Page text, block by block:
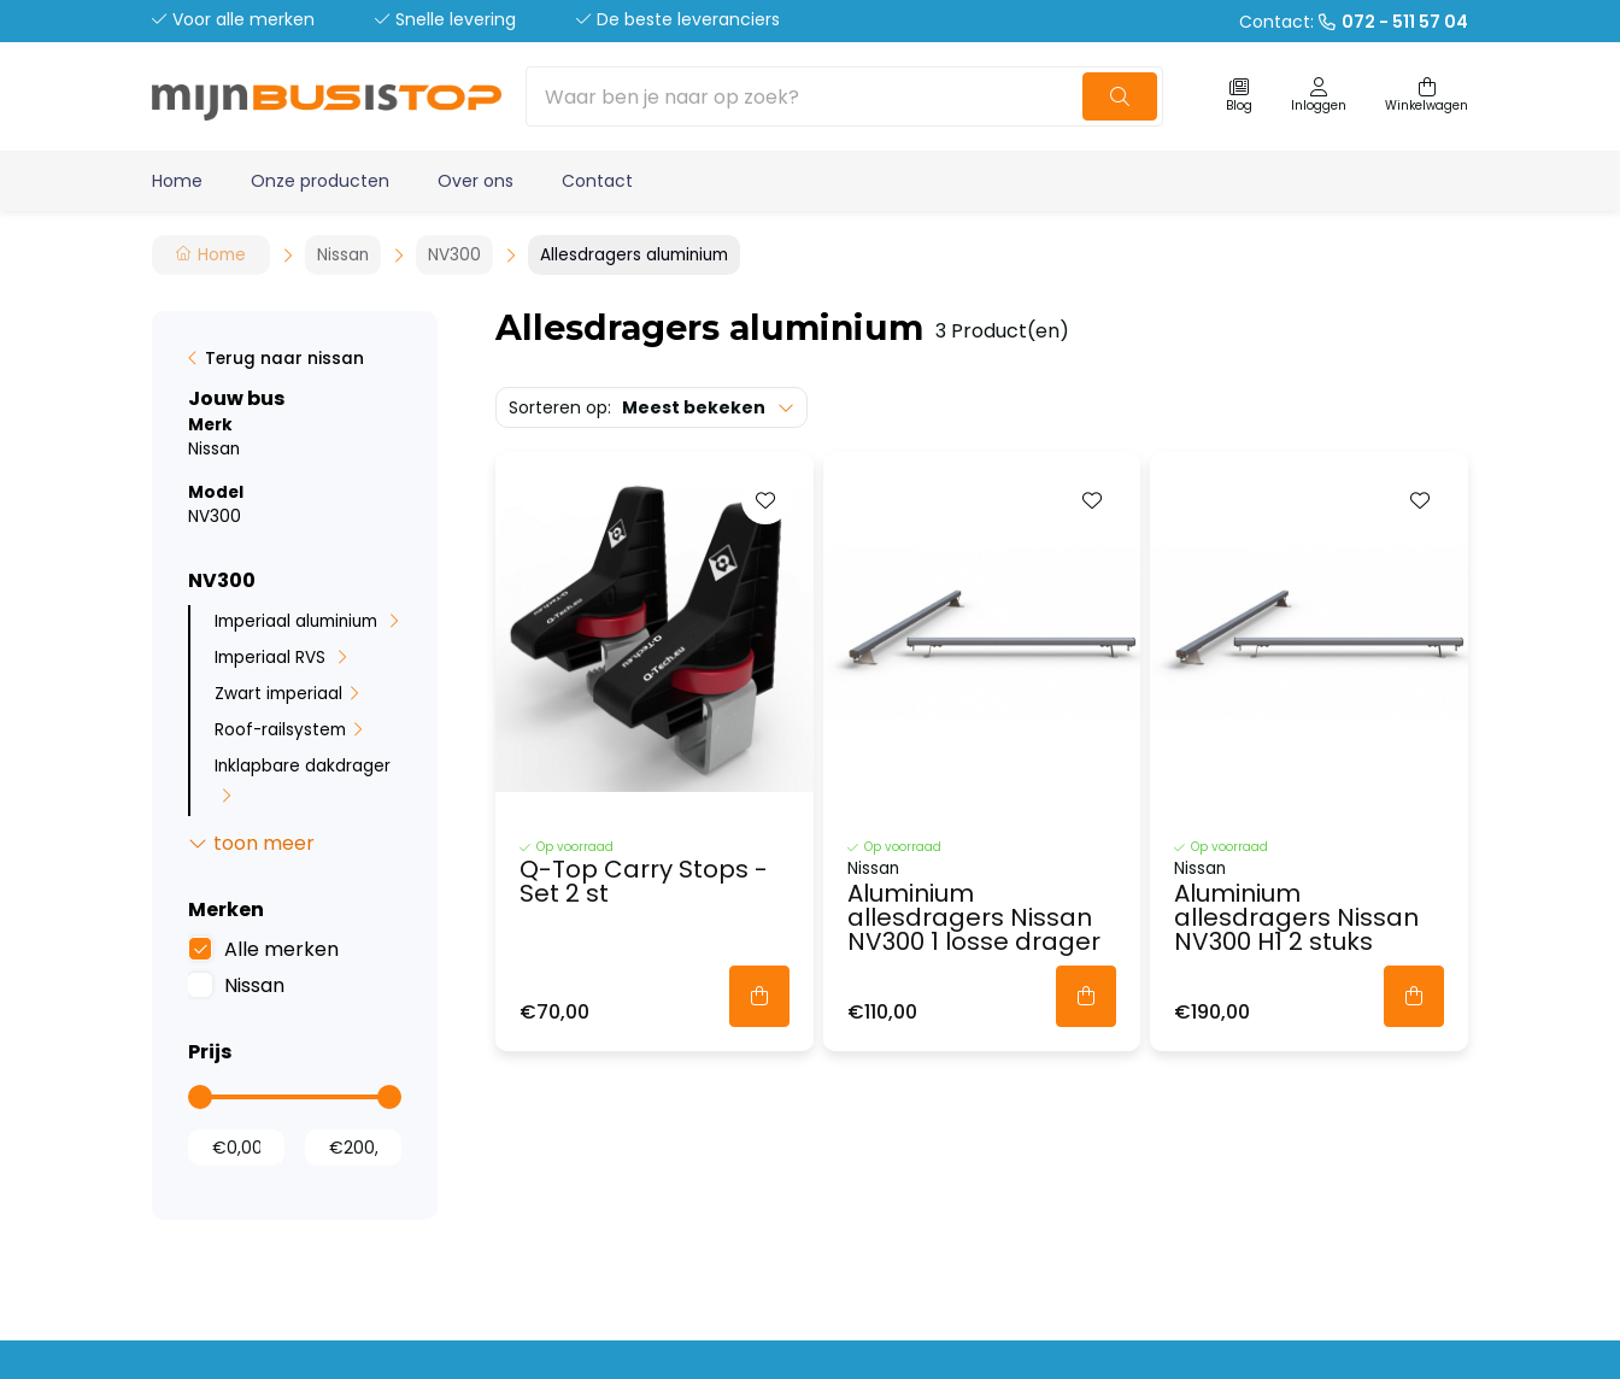
Voor alle merken Snelle levering De beste leveranciers Contact: 072 - 511 57 04
Blog Inloggen Winkelwagen
Home Onze producten Over ons Contact
Home Nissan NV300 Allesdragers aluminium
Terug naar nissan
Jouw bus
Merk
Nissan
Model
NV300
NV300
Imperiaal aluminium
Imperiaal RVS
Zwart imperiaal
Roof-railsystem
Inklapbare dakdrager
Allesdragers
Deurladders
Bumperbescherming
Tussenwanden
toon meer
Merken
Alle merken
Nissan
Prijs
Allesdragers aluminium 3 Product(en)
Sorteren op: Meest bekeken
Op voorraad
Q-Top Carry Stops -
Set 2 st
€70,00
Op voorraad
Nissan
Aluminium
allesdragers Nissan
NV300 1 losse drager
€110,00
Op voorraad
Nissan
Aluminium
allesdragers Nissan
NV300 H1 2 stuks
€190,00